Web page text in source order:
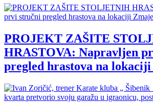
PROJEKT ZAŠITE
HRASTOVA: Napravljen
pregled hrastova na